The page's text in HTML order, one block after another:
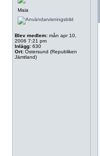
Maia
Blev medlem: mån apr 10,
2006 7:21 pm
Inlägg: 630
Ort: Östersund (Republiken
Jämtland)